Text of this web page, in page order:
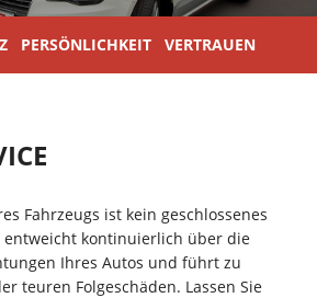
PERSÖNLICHKEIT VERTRAUEN
Fahrzeugs ist kein geschlossenes
entweicht kontinuierlich über die
Ihres Autos und führt zu
teuren Folgeschäden. Lassen Sie